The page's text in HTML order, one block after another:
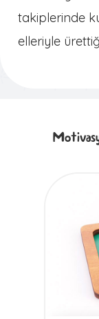
takiplerinde
elleriyle